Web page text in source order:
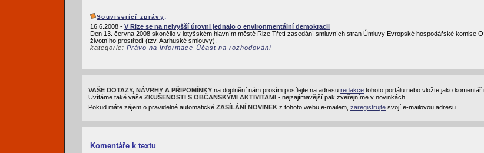
Související zprávy:
16.6.2008 - V Rize se na nejvyšší úrovni jednalo o environmentální demokracii
Den 13. června 2008 skončilo v lotyšském hlavním městě Rize Třetí zasedání smluvních stran Úmluvy Evropské hospodářské
životního prostředí (tzv. Aarhuské smlouvy).
kategorie: Právo na informace-Účast na rozhodování
VAŠE DOTAZY, NÁVRHY A PŘIPOMÍNKY na doplnění nám prosím posílejte na adresu redakce tohoto portálu nebo vložte jako komentář
Uvítáme také vaše ZKUŠENOSTI S OBČANSKÝMI AKTIVITAMI - nejzajímavější pak zveřejníme v novinkách.
Pokud máte zájem o pravidelné automatické ZASÍLÁNÍ NOVINEK z tohoto webu e-mailem, zaregistrujte svojí e-mailovou adresu.
Komentáře k textu